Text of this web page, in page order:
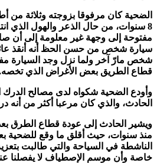
8 سنوات، من حال الذعر والهول الذي
مفتوحة إلى وجهة غير معلومة إلى أن
سيارة شخص من حسن الحظ أنه أنقذ
شخص مارّ آخر ولما نزل وجد السيارة
قطاع الطريق بعض الأغراض الذي
وأودع الضحية شكواه لدى مصالح الدرك
الحادث، والذي كان مرعبا أكثر من أنه
ويشير الحادث إلى عودة قطاع الطرق بعد
منذ سنوات، حيث أقلق ما وقع للضحية
الناشطة في السياحة والتي طالبت
خاصة وأن موسم الإصطياف لا يفصلنا